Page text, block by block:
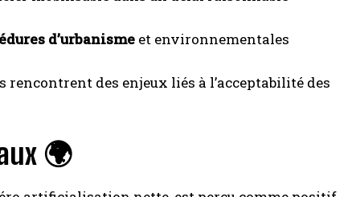
d’urbanisme et environnementales
rencontrent des enjeux liés à l’acceptabilité des
🌍